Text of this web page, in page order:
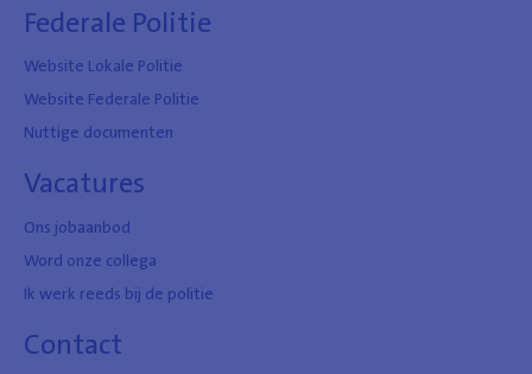
Federale Politie
Website Lokale Politie
Website Federale Politie
Nuttige documenten
Vacatures
Ons jobaanbod
Word onze collega
Ik werk reeds bij de politie
Contact